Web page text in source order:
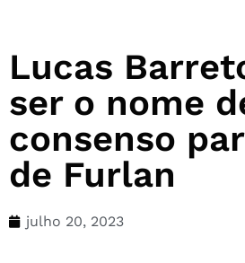
Lucas
ser o nome
consenso
de Furlan
julho 20, 2023